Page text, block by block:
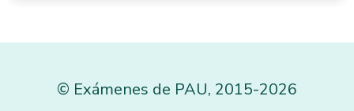
© Exámenes de PAU, 2015-2026